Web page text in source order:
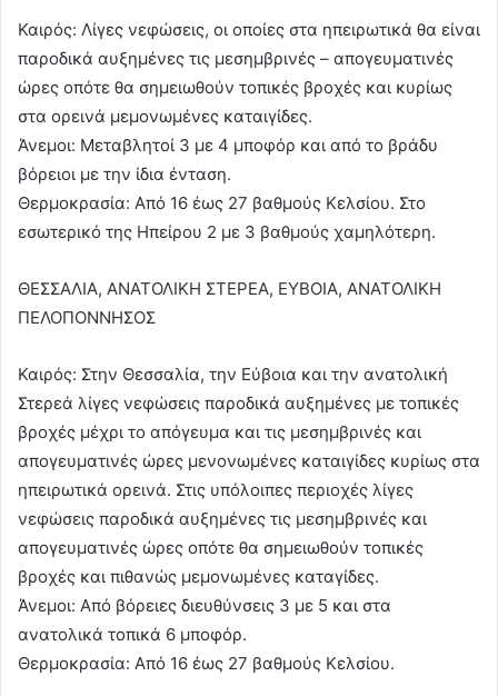
Καιρός: Λίγες νεφώσεις, οι οποίες στα ηπειρωτικά θα είναι
παροδικά αυξημένες τις μεσημβρινές – απογευματινές
ώρες οπότε θα σημειωθούν τοπικές βροχές και κυρίως
στα ορεινά μεμονωμένες καταιγίδες.
Άνεμοι: Μεταβλητοί 3 με 4 μποφόρ και από το βράδυ
βόρειοι με την ίδια ένταση.
Θερμοκρασία: Από 16 έως 27 βαθμούς Κελσίου. Στο
εσωτερικό της Ηπείρου 2 με 3 βαθμούς χαμηλότερη.
ΘΕΣΣΑΛΙΑ, ΑΝΑΤΟΛΙΚΗ ΣΤΕΡΕΑ, ΕΥΒΟΙΑ, ΑΝΑΤΟΛΙΚΗ
ΠΕΛΟΠΟΝΝΗΣΟΣ
Καιρός: Στην Θεσσαλία, την Εύβοια και την ανατολική
Στερεά λίγες νεφώσεις παροδικά αυξημένες με τοπικές
βροχές μέχρι το απόγευμα και τις μεσημβρινές και
απογευματινές ώρες μενονωμένες καταιγίδες κυρίως στα
ηπειρωτικά ορεινά. Στις υπόλοιπες περιοχές λίγες
νεφώσεις παροδικά αυξημένες τις μεσημβρινές και
απογευματινές ώρες οπότε θα σημειωθούν τοπικές
βροχές και πιθανώς μεμονωμένες καταγίδες.
Άνεμοι: Από βόρειες διευθύνσεις 3 με 5 και στα
ανατολικά τοπικά 6 μποφόρ.
Θερμοκρασία: Από 16 έως 27 βαθμούς Κελσίου.